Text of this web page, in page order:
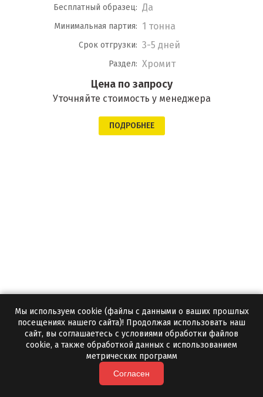
Бесплатный образец: Да
Минимальная партия: 1 тонна
Срок отгрузки: 3-5 дней
Раздел: Хромит
Цена по запросу
Уточняйте стоимость у менеджера
ПОДРОБНЕЕ
Колотая яшма для бани
Бесплатный образец: Да
Минимальная партия: 1 тонна
Срок отгрузки: 3-5 дней
Мы используем cookie (файлы с данными о ваших прошлых
посещениях нашего сайта)! Продолжая использовать наш
сайт, вы соглашаетесь с условиями обработки файлов
cookie, а также обработкой данных с использованием
метрических программ
Согласен